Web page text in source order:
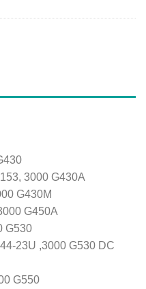
3000 G430A
G430M
G450A
G530
23U ,3000 G530 DC
G550